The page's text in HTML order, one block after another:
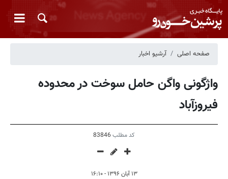
صفحه اصلی آرشیو اخبار
واژگونی واگن حامل سوخت در محدوده
فیروزآباد
کد مطلب 83846
۱۳ آبان ۱۳۹۶ - ۱۶:۱۰